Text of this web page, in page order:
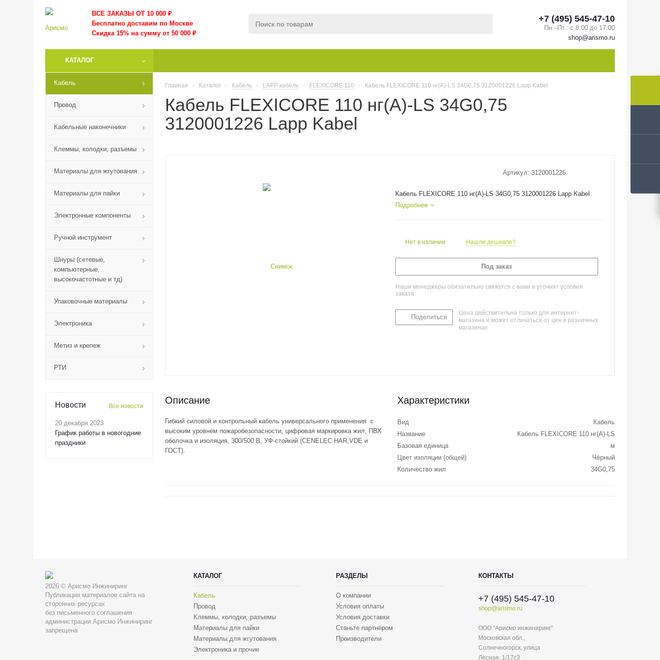
ВСЕ ЗАКАЗЫ ОТ 10 000 ₽
Бесплатно доставим по Москве
Скидка 15% на сумму от 50 000 ₽
+7 (495) 545-47-10
Пн.–Пт.: с 8:00 до 17:00
shop@arismo.ru
КАТАЛОГ
Кабель
Провод
Кабельные наконечники
Клеммы, колодки, разъемы
Материалы для жгутования
Материалы для пайки
Электронные компоненты
Ручной инструмент
Шнуры (сетевые,
компьютерные,
высокочастотные и тд)
Упаковочные материалы
Электроника
Метиз и крепеж
РТИ
Новости Все новости
20 декабря 2023
График работы в новогодние
праздники
Главная - Каталог - Кабель - LAPP кабель - FLEXICORE 110 - Кабель FLEXICORE 110 нг(А)-LS 34G0,75 3120001226 Lapp Kabel
Кабель FLEXICORE 110 нг(А)-LS 34G0,75
3120001226 Lapp Kabel
Артикул: 3120001226
Кабель FLEXICORE 110 нг(А)-LS 34G0,75 3120001226 Lapp Kabel
Подробнее
Нет в наличии Нашли дешевле?
Под заказ
Наши менеджеры обязательно свяжутся с вами и уточнят условия
заказа
Поделиться
Цена действительна только для интернет-
магазина и может отличаться от цен в розничных
магазинах
Описание
Гибкий силовой и контрольный кабель универсального применения с
высоким уровнем пожаробезопасности, цифровая маркировка жил, ПВХ
оболочка и изоляция, 300/500 В, УФ-стойкий (CENELEC HAR,VDE и
ГОСТ).
Характеристики
Вид
Кабель
Название
Кабель FLEXICORE 110 нг(А)-LS
Базовая единица
м
Цвет изоляции (общей)
Чёрный
Количество жил
34G0,75
2026 © Арисмо Инжиниринг
Публикация материалов сайта на
сторонних ресурсах
без письменного соглашения
администрации Арисмо Инжиниринг
запрещена
КАТАЛОГ
Кабель
Провод
Клеммы, колодки, разъемы
Материалы для пайки
Материалы для жгутования
Электроника и прочие
РАЗДЕЛЫ
О компании
Условия оплаты
Условия доставки
Станьте партнёром
Производители
КОНТАКТЫ
+7 (495) 545-47-10
shop@arismo.ru
ООО "Арисмо инжиниринг"
Московская обл.,
Солнечногорск, улица
Лесная, 1/17с3